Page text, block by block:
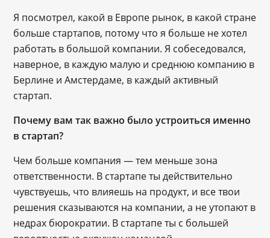
Я посмотрел, какой в Европе рынок, в какой стране
больше стартапов, потому что я больше не хотел
работать в большой компании. Я собеседовался,
наверное, в каждую малую и среднюю компанию в
Берлине и Амстердаме, в каждый активный
стартап.
Почему вам так важно было устроиться именно
в стартап?
Чем больше компания — тем меньше зона
ответственности. В стартапе ты действительно
чувствуешь, что влияешь на продукт, и все твои
решения сказываются на компании, а не утопают в
недрах бюрократии. В стартапе ты с большей